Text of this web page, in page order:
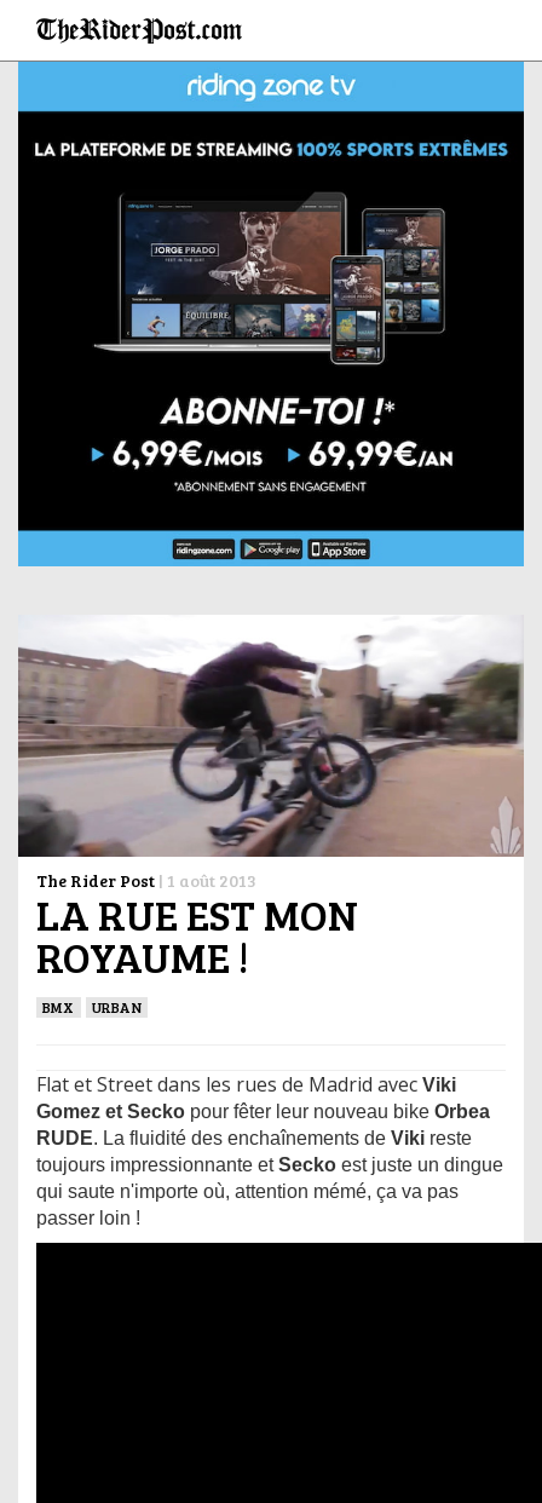
The Rider Post | 1 août 2013
LA RUE EST MON
ROYAUME !
BMX URBAN
Flat et Street dans les rues de Madrid avec Viki
Gomez et Secko pour fêter leur nouveau bike Orbea
RUDE. La fluidité des enchaînements de Viki reste
toujours impressionnante etSecko est juste un dingue
qui saute n'importe où, attention mémé, ça va pas
passer loin !